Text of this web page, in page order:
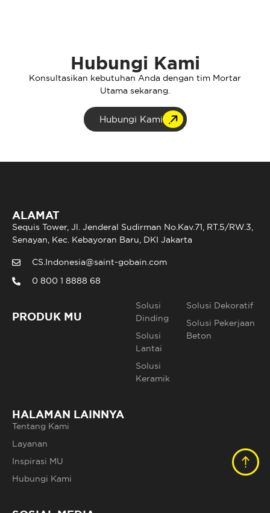
Hubungi Kami
Konsultasikan kebutuhan Anda dengan tim Mortar
Utama sekarang.
Hubungi Kami
ALAMAT
Sequis Tower, Jl. Jenderal Sudirman No.Kav.71, RT.5/RW.3,
Senayan, Kec. Kebayoran Baru, DKI Jakarta
CS.Indonesia@saint-gobain.com
0 800 1 8888 68
PRODUK MU
Solusi
Dinding
Solusi
Lantai
Solusi
Keramik
Solusi Dekoratif
Solusi Pekerjaan
Beton
HALAMAN LAINNYA
Tentang Kami
Layanan
Inspirasi MU
Hubungi Kami